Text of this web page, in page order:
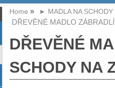
Home ► MADLA NA SCHODY
DŘEVĚNÉ MADLO
DŘEVĚNÉ
SCHODY NA